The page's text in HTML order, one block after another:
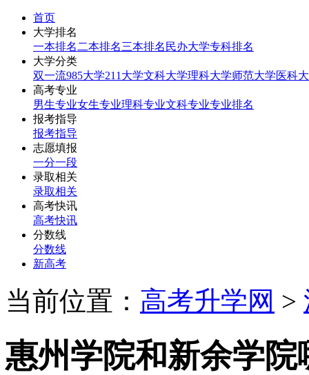
首页
大学排名
一本排名 二本排名三本排名 民办大学专科排名
大学分类
双一流985大学211大学文科大学理科大学师范大学医科
高考专业
男生专业女生专业理科专业文科专业专业排名
报考指导
报考指导
志愿填报
一分一段
录取相关
录取相关
高考快讯
高考快讯
分数线
分数线
新高考
当前位置： 高考升学网 >
惠州学院和新余学